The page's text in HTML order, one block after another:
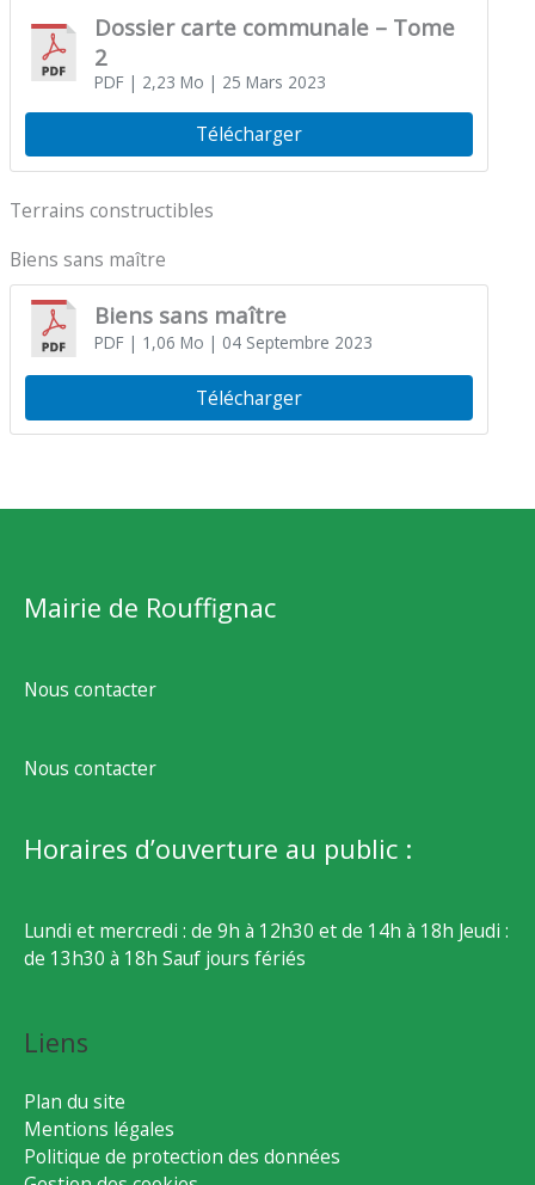
Dossier carte communale – Tome
2
PDF| 2,23 Mo | 25 Mars 2023
Télécharger
Terrains constructibles
Biens sans maître
Biens sans maître
PDF| 1,06 Mo | 04 Septembre 2023
Télécharger
Mairie de Rouffignac
Nous contacter
Nous contacter
Horaires d’ouverture au public :
Lundi et mercredi : de 9h à 12h30 et de 14h à 18h Jeudi :
de 13h30 à 18h Sauf jours fériés
Liens
Plan du site
Mentions légales
Politique de protection des données